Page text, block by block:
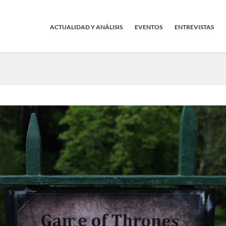
ACTUALIDAD Y ANÁLISIS EVENTOS ENTREVISTAS